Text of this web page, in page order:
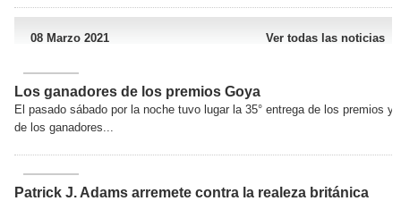
08 Marzo 2021 Ver todas las noticias
Los ganadores de los premios Goya
El pasado sábado por la noche tuvo lugar la 35° entrega de los premios y
de los ganadores...
Patrick J. Adams arremete contra la realeza británica